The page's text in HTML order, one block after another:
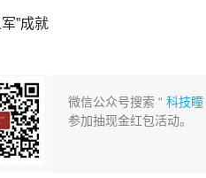
”成就
微信公众号搜索 “科技瞳
参加抽现金红包活动。